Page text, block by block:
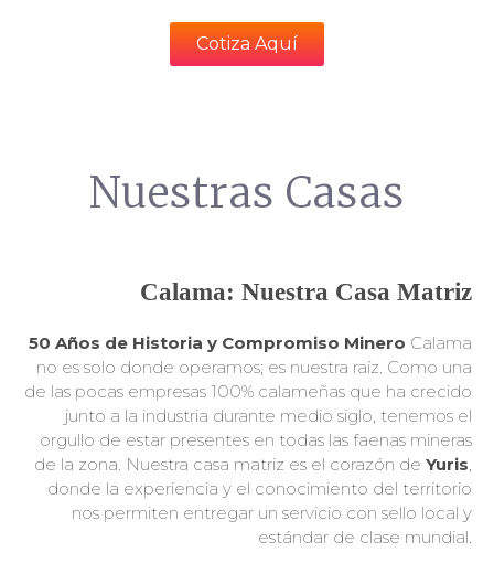
Cotiza Aquí
Nuestras Casas
Calama: Nuestra Casa Matriz
50 Años de Historia y Compromiso Minero Calama
no es solo donde operamos; es nuestra raíz. Como una
de las pocas empresas 100% calameñas que ha crecido
junto a la industria durante medio siglo, tenemos el
orgullo de estar presentes en todas las faenas mineras
de la zona. Nuestra casa matriz es el corazón de Yuris
donde la experiencia y el conocimiento del territorio
nos permiten entregar un servicio con sello local y
estándar de clase mundial.